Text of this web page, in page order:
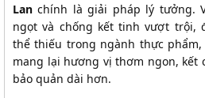
Lan chính là giải pháp lý tưởng.
ngọt và chống kết tinh vượt trội,
thể thiếu trong ngành thực
mang lại hương vị thơm ngon, kết
bảo quản dài hơn.